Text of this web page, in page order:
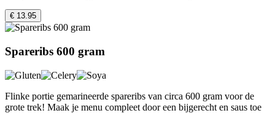
€ 13.95
Spareribs 600 gram
Flinke portie gemarineerde spareribs van circa 600 gram voor de
grote trek! Maak je menu compleet door een bijgerecht en saus toe